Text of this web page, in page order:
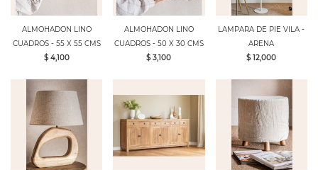
ALMOHADON LINO
CUADROS - 55 X 55 CMS
$ 4,100
ALMOHADON LINO
CUADROS - 50 X 30 CMS
$ 3,100
LAMPARA DE PIE VILA -
ARENA
$ 12,000